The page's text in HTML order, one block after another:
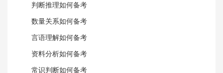
判断推理如何备考
数量关系如何备考
言语理解如何备考
资料分析如何备考
常识判断如何备考